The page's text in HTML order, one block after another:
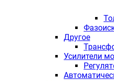
Другое
Усилители